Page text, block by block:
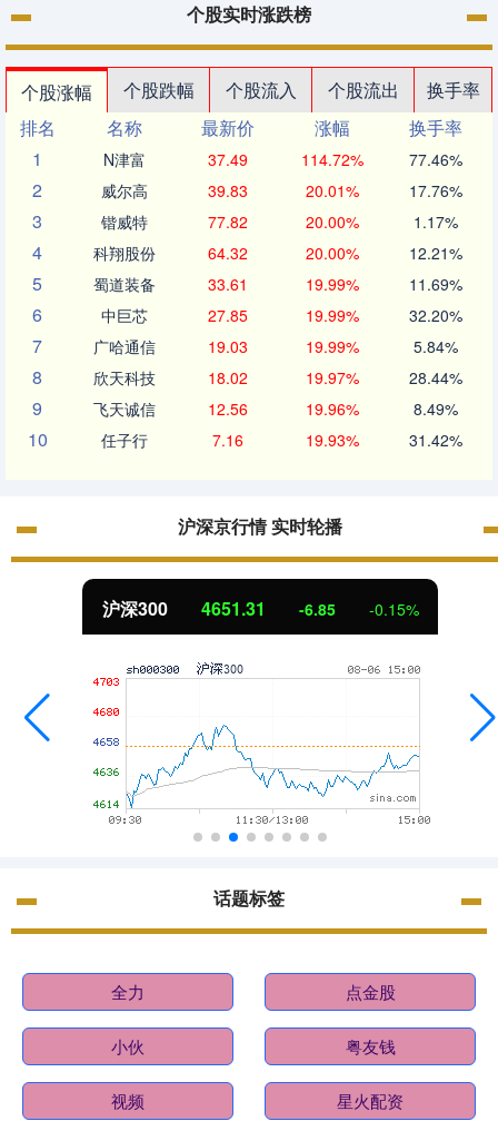
个股实时涨跌榜
个股涨幅 个股跌幅 个股流入 个股流出
换手率
排名
名称 最新价 涨幅
换手率
1
N津富 37.49 114.72% 77.46%
2 威尔高 39.83 20.01% 17.76%
3 锴威特 77.82 20.00% 1.17%
4 科翔股份 64.32 20.00% 12.21%
5 蜀道装备 33.61 19.99% 11.69%
6 中巨芯 27.85 19.99% 32.20%
7 广哈通信 19.03 19.99% 5.84%
8 欣天科技 18.02 19.97% 28.44%
9 飞天诚信 12.56 19.96% 8.49%
10 任子行 7.16 19.93% 31.42%
沪深京行情 实时轮播
北证50 1122.88 0.30%
话题标签
全力 点金股
小伙 粤友钱
视频 星火配资